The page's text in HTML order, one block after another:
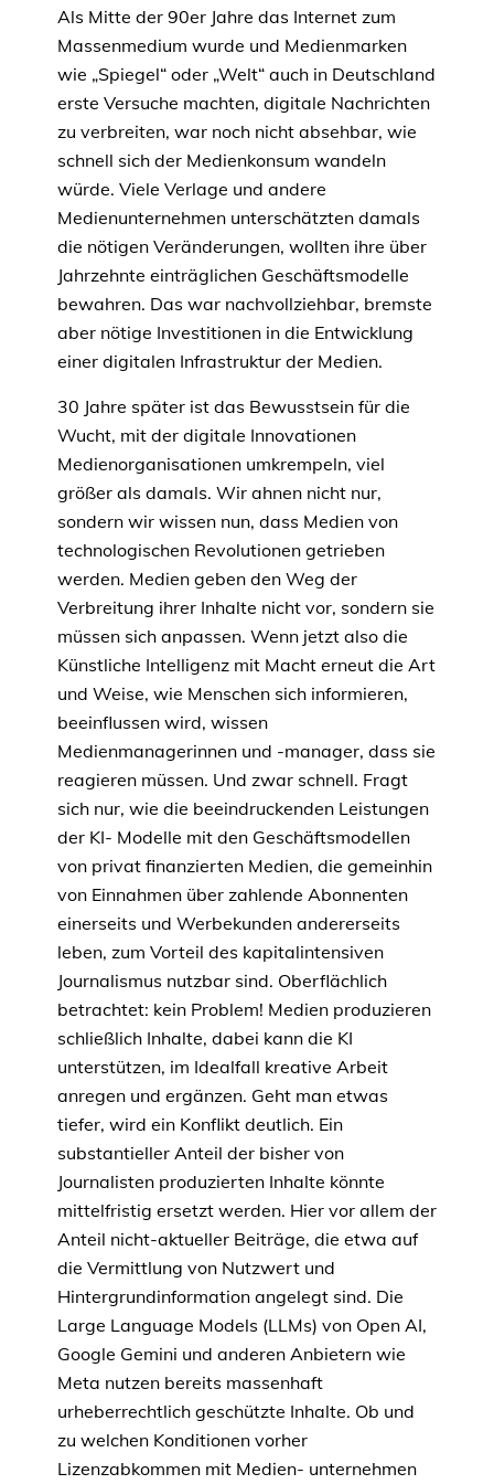
Als Mitte der 90er Jahre das Internet zum
Massenmedium wurde und Medienmarken
wie „Spiegel“ oder „Welt“ auch in Deutschland
erste Versuche machten, digitale Nachrichten
zu verbreiten, war noch nicht absehbar, wie
schnell sich der Medienkonsum wandeln
würde. Viele Verlage und andere
Medienunternehmen unterschätzten damals
die nötigen Veränderungen, wollten ihre über
Jahrzehnte einträglichen Geschäftsmodelle
bewahren. Das war nachvollziehbar, bremste
aber nötige Investitionen in die Entwicklung
einer digitalen Infrastruktur der Medien.
30 Jahre später ist das Bewusstsein für die
Wucht, mit der digitale Innovationen
Medienorganisationen umkrempeln, viel
größer als damals. Wir ahnen nicht nur,
sondern wir wissen nun, dass Medien von
technologischen Revolutionen getrieben
werden. Medien geben den Weg der
Verbreitung ihrer Inhalte nicht vor, sondern sie
müssen sich anpassen. Wenn jetzt also die
Künstliche Intelligenz mit Macht erneut die Art
und Weise, wie Menschen sich informieren,
beeinflussen wird, wissen
Medienmanagerinnen und -manager, dass sie
reagieren müssen. Und zwar schnell. Fragt
sich nur, wie die beeindruckenden Leistungen
der KI- Modelle mit den Geschäftsmodellen
von privat finanzierten Medien, die gemeinhin
von Einnahmen über zahlende Abonnenten
einerseits und Werbekunden andererseits
leben, zum Vorteil des kapitalintensiven
Journalismus nutzbar sind. Oberflächlich
betrachtet: kein Problem! Medien produzieren
schließlich Inhalte, dabei kann die KI
unterstützen, im Idealfall kreative Arbeit
anregen und ergänzen. Geht man etwas
tiefer, wird ein Konflikt deutlich. Ein
substantieller Anteil der bisher von
Journalisten produzierten Inhalte könnte
mittelfristig ersetzt werden. Hier vor allem der
Anteil nicht-aktueller Beiträge, die etwa auf
die Vermittlung von Nutzwert und
Hintergrundinformation angelegt sind. Die
Large Language Models (LLMs) von Open AI,
Google Gemini und anderen Anbietern wie
Meta nutzen bereits massenhaft
urheberrechtlich geschützte Inhalte. Ob und
zu welchen Konditionen vorher
Lizenzabkommen mit Medien- unternehmen